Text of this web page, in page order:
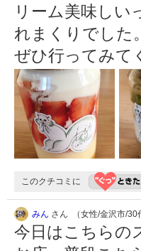
リーム美味しい
れまくりでした
ぜひ行ってみて
このクチコミに
みん さん （女性/金沢市/30
今日はこちらの